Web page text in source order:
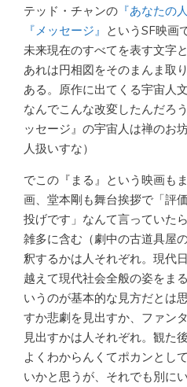
テッド・チャンの 『あなたの
『メッセージ』 というSF映画
未来現在のすべてを表す文字
あれは円相図をそのまんま取
ある。原作に出てくる宇宙人
なんでこんな改変したんだろ
ッセージ』の宇宙人は禅のお
人扱いすな）
でこの『まる』という映画も
画、堂本剛も舞台挨拶で「評
投げです」なんて言っていた
雑多に含む（劇中の古道具屋
釈するかは人それぞれ。現代
越えて現代社会全般の姿をま
いうのが基本的な見方だとは
すか悲劇を見出すか、ファン
見出すかは人それぞれ。観た
よくわからんくてポカンとし
いかと思うが、それでも別に